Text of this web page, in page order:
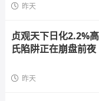
昨天
贞观天下日化2.2%
氏陷阱正在崩盘前夜
昨天